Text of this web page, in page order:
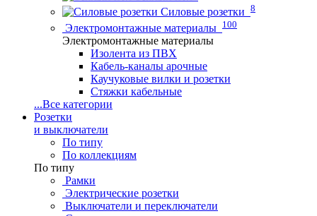
Силовые розетки 8
Электромонтажные материалы 100
Электромонтажные материалы
Изолента из ПВХ
Кабель-каналы арочные
Каучуковые вилки и розетки
Стяжки кабельные
...Все категории
Розетки
и выключатели
По типу
По коллекциям
По типу
Рамки
Электрические розетки
Выключатели и переключатели